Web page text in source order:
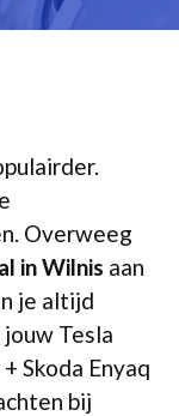
Overweeg
in Wilnis aan
je altijd
Tesla
Skoda Enyaq
bij